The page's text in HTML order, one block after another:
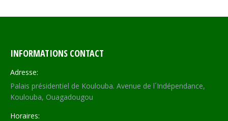
INFORMATIONS CONTACT
Adresse:
Palais présidentiel de Koulouba. Avenue de l´Indépendance,
Koulouba, Ouagadougou
Horaires: